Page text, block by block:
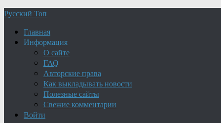
Русский Топ
Главная
Информация
О сайте
FAQ
Авторские права
Как выкладывать новости
Полезные сайты
Свежие комментарии
Войти